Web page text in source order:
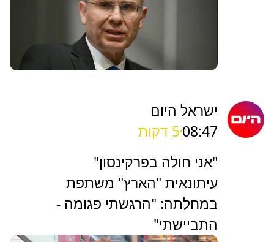
ישראל היום
08:475 דקות
"אני חולה בפרקינסון"
עיתונאית "הארץ" משתפת
במחלתה: "הרגשתי פגומה -
התביישתי"